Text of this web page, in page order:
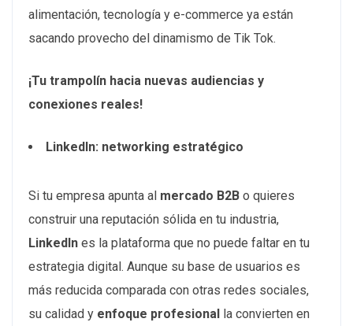
alimentación, tecnología y e-commerce ya están
sacando provecho del dinamismo de Tik Tok.
¡Tu trampolín hacia nuevas audiencias y
conexiones reales!
LinkedIn: networking estratégico
Si tu empresa apunta al mercado B2B o quieres
construir una reputación sólida en tu industria,
LinkedIn es la plataforma que no puede faltar en tu
estrategia digital. Aunque su base de usuarios es
más reducida comparada con otras redes sociales,
su calidad y enfoque profesional la convierten en